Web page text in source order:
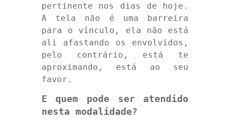
pertinente nos dias de hoje.
A tela não é uma barreira
para o vínculo, ela não está
ali afastando os envolvidos,
pelo contrário, está te
aproximando, está ao seu
favor.
E quem pode ser atendido
nesta modalidade?